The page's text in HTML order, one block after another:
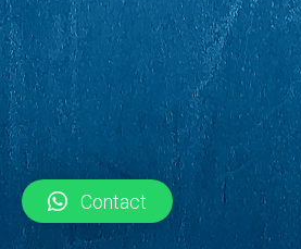
Contact